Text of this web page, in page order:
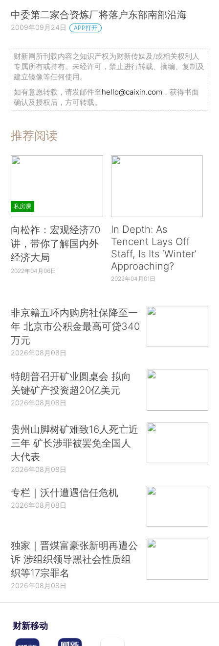
中委第二家合资炼厂将落户东部南部沿海
2009年09月24日 APP打开
财新网所刊载内容之知识产权为财新传媒及/或相关权利人
专属所有或持有。未经许可，禁止进行转载、摘编、复制及
建立镜像等任何使用。
如有意愿转载，请发邮件至hello@caixin.com ，获得书面
确认及授权后，方可转载。
推荐阅读
私房课
向松祚：宏观经济70
讲，带你了解国内外
经济大局
2022年04月06日
In Depth: As
Tencent Lays Off
Staff, Is Its ‘Winter’
Approaching?
2022年04月01日
非京籍五环内购房社保降至一
年 北京市公积金最高可贷340
万元
2026年08月08日
特朗普召开矿业圆桌会 拟向
关键矿产投资超20亿美元
2026年08月08日
贵州山脚树矿难致16人死亡近
三年 矿长涉罪被罢免全国人
大代表
2026年08月08日
专栏｜沃什遭遇信任危机
2026年08月08日
独家｜晋煤富豪张新明再遭公
诉 涉组织领导黑社会性质组
织等17宗罪名
2026年08月08日
财新移动